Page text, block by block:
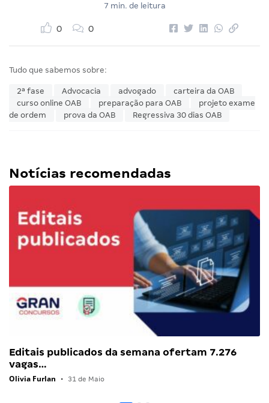
7 min. de leitura
0 0
Tudo que sabemos sobre:
2ª fase Advocacia advogado
carteira da OAB
curso online OAB
preparação para OAB
projeto exame
de ordem
prova da OAB Regressiva 30 dias OAB
Notícias recomendadas
Editais publicados da semana ofertam 7.276
vagas…
Olivia Furlan • 31 de Maio